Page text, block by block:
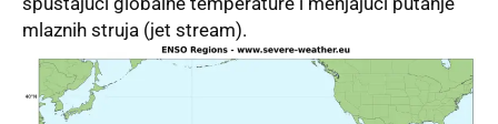
mlaznih struja (jet stream).